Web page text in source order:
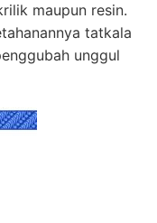
maupun resin.
tatkala
unggul